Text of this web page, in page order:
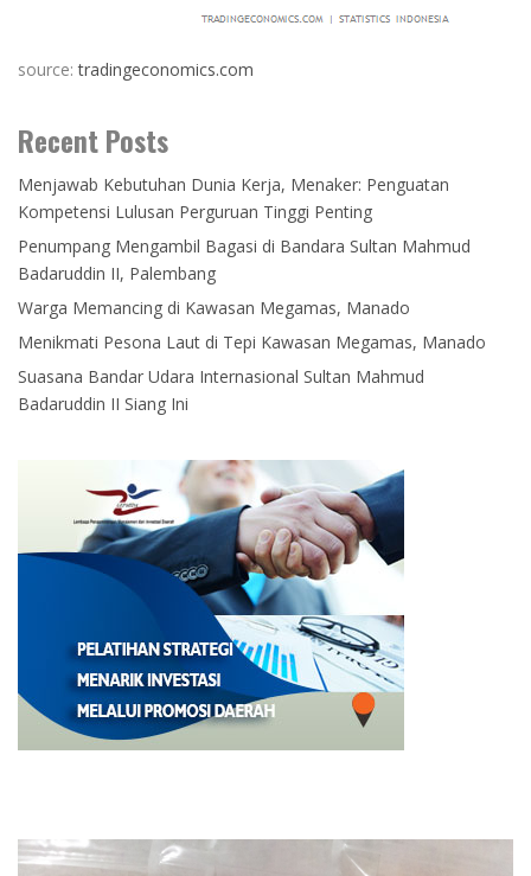
source:tradingeconomics.com
Recent Posts
Menjawab Kebutuhan Dunia Kerja, Menaker: Penguatan
Kompetensi Lulusan Perguruan Tinggi Penting
Penumpang Mengambil Bagasi di Bandara Sultan Mahmud
Badaruddin II, Palembang
Warga Memancing di Kawasan Megamas, Manado
Menikmati Pesona Laut di Tepi Kawasan Megamas, Manado
Suasana Bandar Udara Internasional Sultan Mahmud
Badaruddin II Siang Ini